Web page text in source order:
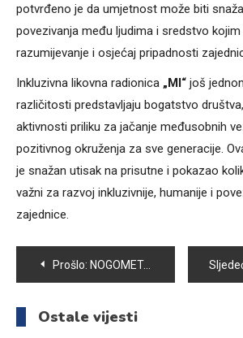
potvrđeno je da umjetnost može biti
povezivanja među ljudima i sredstvo
razumijevanje i osjećaj pripadnosti
Inkluzivna likovna radionica „MI“ još
različitosti predstavljaju bogatstvo
aktivnosti priliku za jačanje međusobnih
pozitivnog okruženja za sve generacije.
je snažan utisak na prisutne i pokazao
važni za razvoj inkluzivnije, humanije i
zajednice.
Navigacija
članaka
Prošlo: NOGOMETAŠI BOSNE I HERCEGOVINE SVOJU PRVU UTAKMICU NA SVJETSKOM PRVENSTVU IGRAJU PROTIV KANADE
Ostale vijesti